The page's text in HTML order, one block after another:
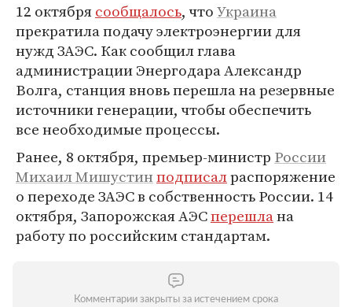
12 октябрясообщалось, чтоУкраина
прекратила подачу электроэнергии для
нужд ЗАЭС. Как сообщил глава
администрации Энергодара Александр
Волга, станция вновь перешла на резервные
источники генерации, чтобы обеспечить
все необходимые процессы.
Ранее, 8 октября, премьер-министр России
Михаил Мишустинподписалраспоряжение
о переходе ЗАЭС в собственность России. 14
октября, Запорожская АЭСперешлана
работу по российским стандартам.
Комментарии закрыты за истечением срока